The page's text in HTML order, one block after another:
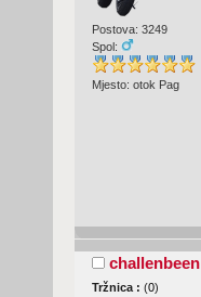
Postova: 3249
Spol:
Mjesto: otok Pag
challenbeen
Tržnica : (0)